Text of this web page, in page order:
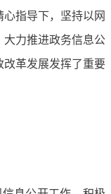
指导下，坚持以网
力推进政务信息公
革发展发挥了重要